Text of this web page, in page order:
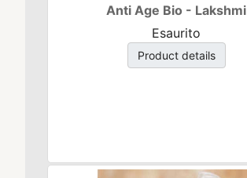
Anti Age Bio - Lakshmi
Esaurito
Product details